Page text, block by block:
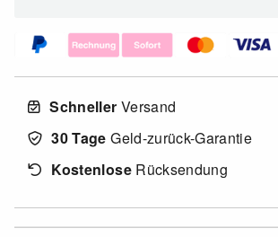
Schneller Versand
30 Tage Geld-zurück-Garantie
KostenloseRücksendung